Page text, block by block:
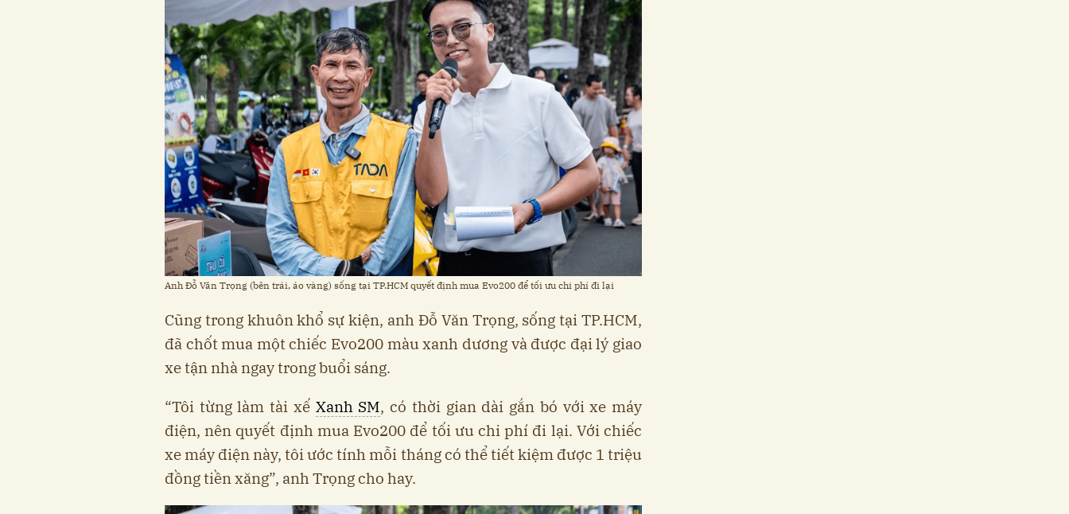
Anh Đỗ Văn Trọng (bên trái, áo vàng) sống tại TP.HCM quyết định mua Evo200 để tối ưu chi phí đi lại
Cũng trong khuôn khổ sự kiện, anh Đỗ Văn Trọng, sống tại TP.HCM,
đã chốt mua một chiếc Evo200 màu xanh dương và được đại lý giao
xe tận nhà ngay trong buổi sáng.
“Tôi từng làm tài xế Xanh SM, có thời gian dài gắn bó với xe máy
điện, nên quyết định mua Evo200 để tối ưu chi phí đi lại. Với chiếc
xe máy điện này, tôi ước tính mỗi tháng có thể tiết kiệm được 1 triệu
đồng tiền xăng”, anh Trọng cho hay.